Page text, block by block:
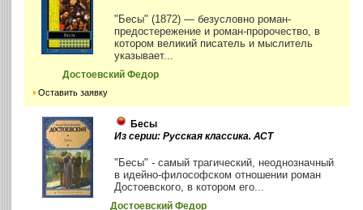
"Бесы" (1872) — безусловно роман-
предостережение и роман-пророчество, в
котором великий писатель и мыслитель
указывает...
Достоевский Федор
Оставить заявку
Бесы
Из серии: Русская классика. АСТ
"Бесы" - самый трагический, неоднозначный
в идейно-философском отношении роман
Достоевского, в котором его...
Достоевский Федор